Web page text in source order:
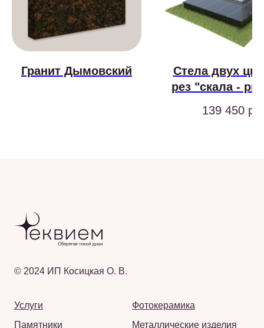
Гранит Дымовский
Стела двух
рез "скала -
139 450 р.
© 2024 ИП Косицкая О. В.
Услуги
Памятники
Фотокерамика
Металлические изделия